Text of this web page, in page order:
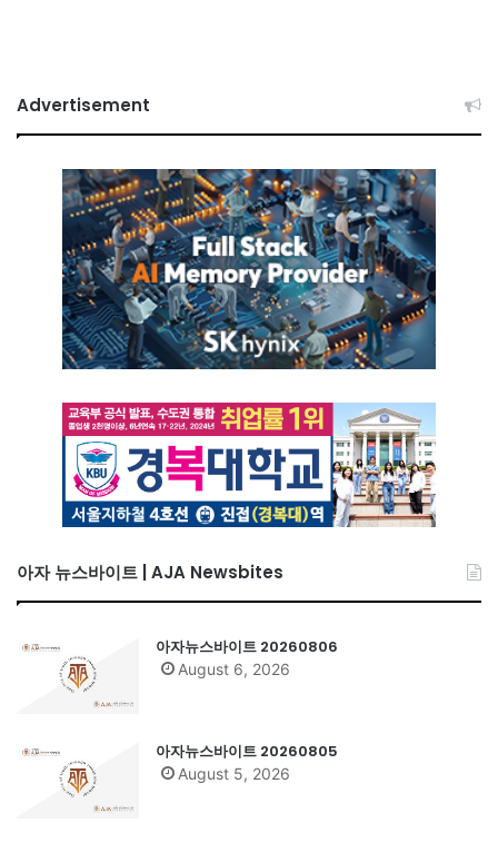
Advertisement
아자 뉴스바이트 | AJA Newsbites
아자뉴스바이트 20260806
August 6, 2026
아자뉴스바이트 20260805
August 5, 2026